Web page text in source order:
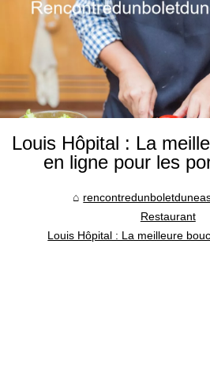
Louis Hôpital : La
en ligne pour les
Restaurant
Louis Hôpital : La meilleure